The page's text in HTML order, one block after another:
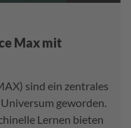
Max mit
sind ein zentrales
geworden.
Lernen bieten